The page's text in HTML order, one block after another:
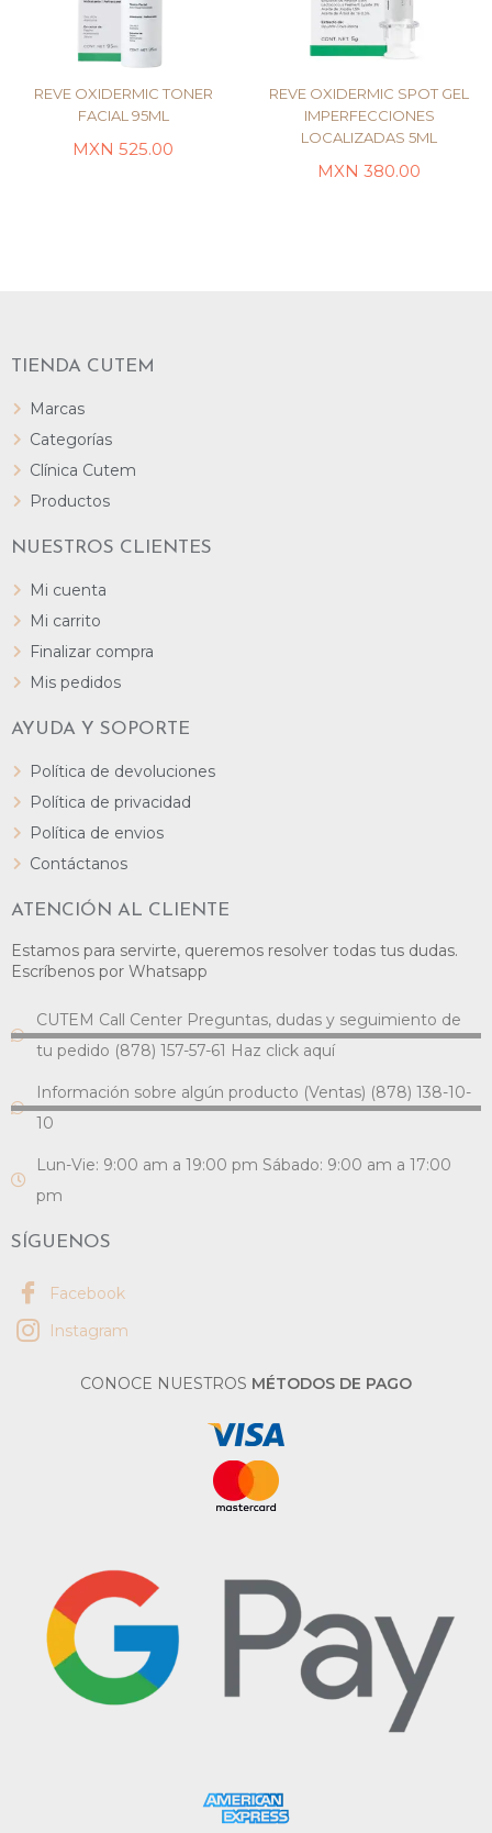
LEER MÁS
REVE OXIDERMIC SPOT GEL
IMPERFECCIONES
LOCALIZADAS 5ML
380.00
REVE OXIDERMIC TONER
FACIAL 95ML
525.00
TIENDA CUTEM
Marcas
Categorías
Clínica Cutem
Productos
NUESTROS CLIENTES
Mi cuenta
Mi carrito
Finalizar compra
Mis pedidos
AYUDA Y SOPORTE
Política de devoluciones
Política de privacidad
Política de envios
Contáctanos
ATENCIÓN AL CLIENTE
Estamos para servirte, queremos resolver todas tus dudas.
Escríbenos por Whatsapp
CUTEM Call Center Preguntas, dudas y seguimiento de
tu pedido (878) 157-57-61 Haz click aquí
Información sobre algún producto (Ventas) (878) 138-10-
10
Lun-Vie: 9:00 am a 19:00 pm Sábado: 9:00 am a 17:00
pm
SÍGUENOS
Facebook
Instagram
CONOCE NUESTROS MÉTODOS DE PAGO